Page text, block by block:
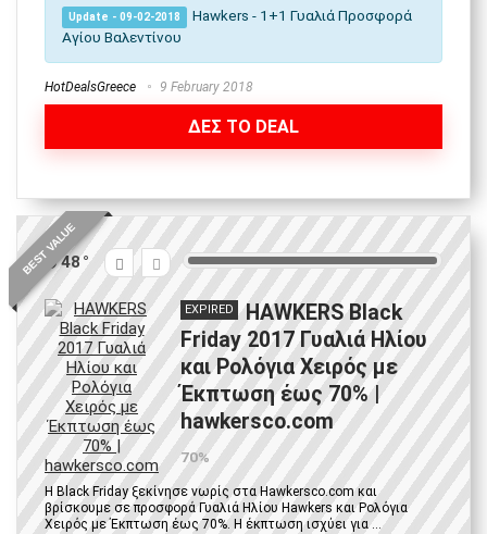
Update - 09-02-2018
Hawkers - 1+1 Γυαλιά Προσφορά
Αγίου Βαλεντίνου
HotDealsGreece 9 February 2018
ΔΕΣ ΤΟ DEAL
BEST VALUE
48
EXPIRED
HAWKERS Black
Friday 2017 Γυαλιά Ηλίου
και Ρολόγια Χειρός με
Έκπτωση έως 70% |
hawkersco.com
70%
Η Black Friday ξεκίνησε νωρίς στα Hawkersco.com και
βρίσκουμε σε προσφορά Γυαλιά Ηλίου Hawkers και Ρολόγια
Χειρός με Έκπτωση έως 70%. Η έκπτωση ισχύει για ...